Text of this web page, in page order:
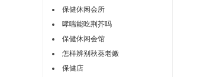
保健休闲会所
哮喘能吃荆芥吗
保健休闲会馆
怎样辨别秋葵老嫩
保健店